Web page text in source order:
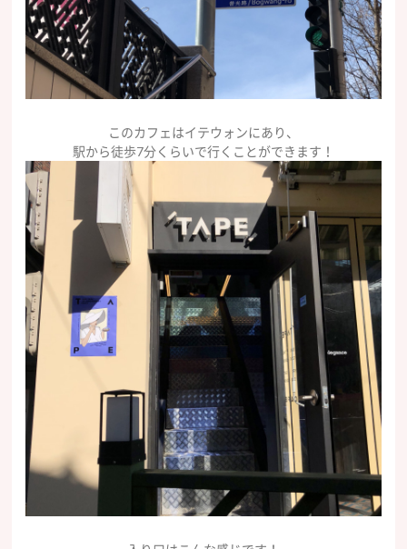
このカフェはイテウォンにあり、
駅から徒歩7分くらいで行くことができます！